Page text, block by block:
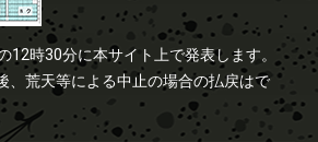
12時30分に本サイト上で発表します。
、荒天等による中止の場合の払戻はで